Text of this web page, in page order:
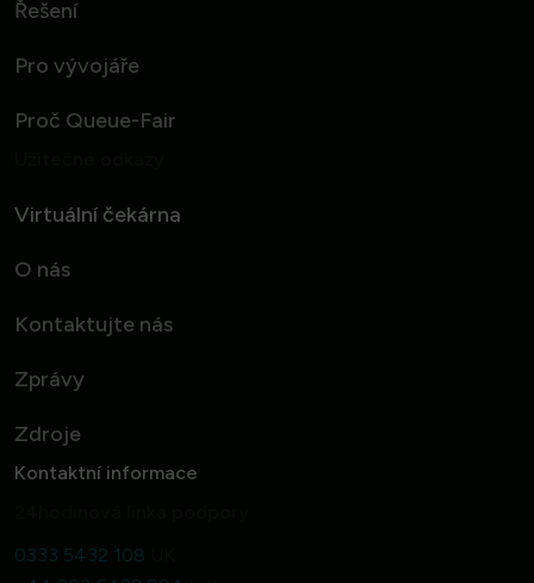
Řešení
Pro vývojáře
Proč Queue-Fair
Virtuální čekárna
O nás
Kontaktujte nás
Zprávy
Zdroje
Kontaktní informace
0333 5432 108